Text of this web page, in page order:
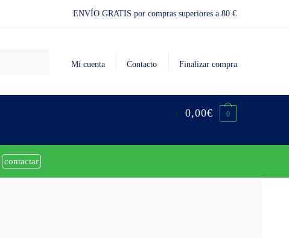
ENVÍO GRATIS por compras superiores a 80 €
Mi cuenta Contacto Finalizar compra
0,00€ 0
contactar